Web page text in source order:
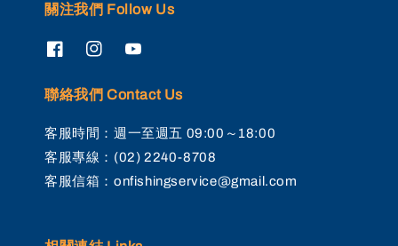
關注我們 Follow Us
聯絡我們 Contact Us
客服時間：週一至週五 09:00～18:00
客服專線：(02) 2240-8708
客服信箱：onfishingservice@gmail.com